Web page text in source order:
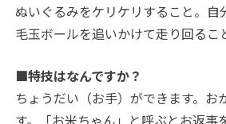
ぬいぐるみをケリケリすること。自
毛玉ボールを追いかけて走り回るこ
■特技はなんですか？
ちょうだい（お手）ができます。お